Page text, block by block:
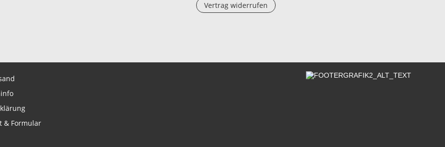
Vertrag widerrufen
& Formular